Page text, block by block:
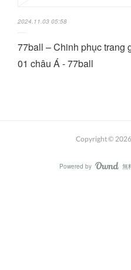
2024.11.03 05:58
77ball – Chinh phục trang
01 châu Á - 77ball
Copyright © 2026
Powered by 無